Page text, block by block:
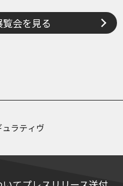
会を見る
ラティヴ